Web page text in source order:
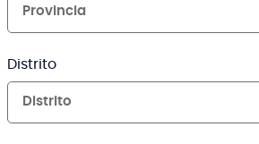
Provincia
Distrito
Distrito